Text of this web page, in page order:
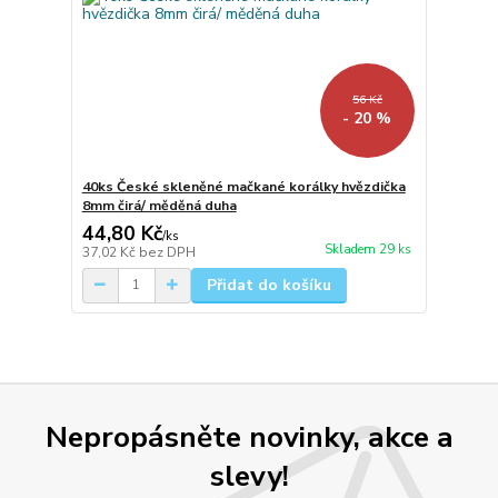
56 Kč
- 20 %
40ks České skleněné mačkané korálky hvězdička
8mm čirá/ měděná duha
44,80 Kč/ks
37,02 Kč bez DPH Skladem 29 ks
Přidat do košíku
Nepropásněte novinky, akce a
slevy!